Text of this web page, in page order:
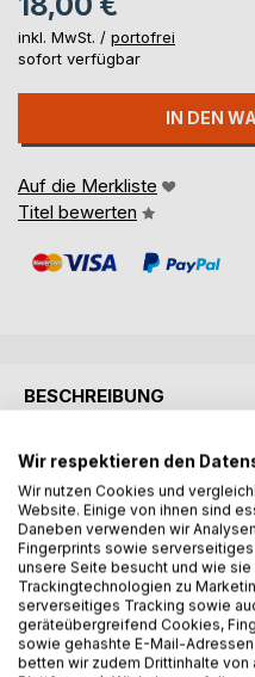
inkl. MwSt. / portofrei
sofort verfügbar
IN DEN
Auf die Merkliste
Titel bewerten
BESCHREIBUNG
Getrieben von dem
lässt Héctor Wilson seine
New York. Völlig
Unbekannte gefürchtet
Ablehnung trifft. Während
Leben zurecht zu finden,
sich als Illusion entpuppt
damit umgehen will.
Wir respektieren den
Wir nutzen Cookies und
Website. Einige von ihnen sind
Daneben verwenden wir
Fingerprints sowie
unsere Seite besucht und wie
Trackingtechnologien zu
serverseitiges Tracking sowie
geräteübergreifend Cookies,
sowie gehashte E-Mail-
betten wir zudem Drittinhalte